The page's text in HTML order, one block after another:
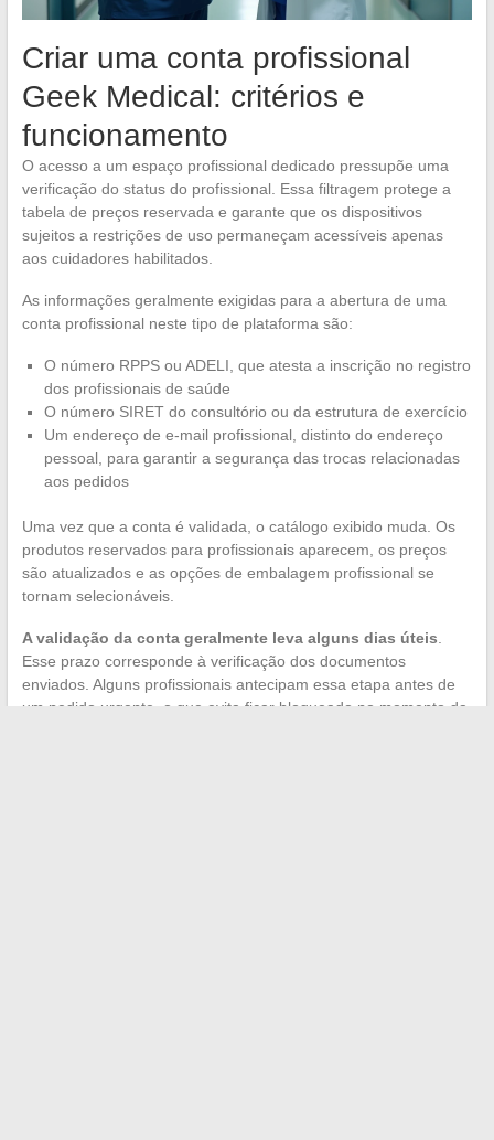
Criar uma conta profissional
Geek Medical: critérios e
funcionamento
O acesso a um espaço profissional dedicado pressupõe uma
verificação do status do profissional. Essa filtragem protege a
tabela de preços reservada e garante que os dispositivos
sujeitos a restrições de uso permaneçam acessíveis apenas
aos cuidadores habilitados.
As informações geralmente exigidas para a abertura de uma
conta profissional neste tipo de plataforma são:
O número RPPS ou ADELI, que atesta a inscrição no registro
dos profissionais de saúde
O número SIRET do consultório ou da estrutura de exercício
Um endereço de e-mail profissional, distinto do endereço
pessoal, para garantir a segurança das trocas relacionadas
aos pedidos
Uma vez que a conta é validada, o catálogo exibido muda. Os
produtos reservados para profissionais aparecem, os preços
são atualizados e as opções de embalagem profissional se
tornam selecionáveis.
A validação da conta geralmente leva alguns dias úteis.
Esse prazo corresponde à verificação dos documentos
enviados. Alguns profissionais antecipam essa etapa antes de
um pedido urgente, o que evita ficar bloqueado no momento da